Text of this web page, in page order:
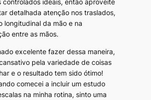
detalhada atenção nos traslados,
longitudinal da mão e na
entre as mãos.
excelente fazer dessa maneira,
pela variedade de coisas
e o resultado tem sido ótimo!
comecei a incluir um estudo
na minha rotina, sinto uma